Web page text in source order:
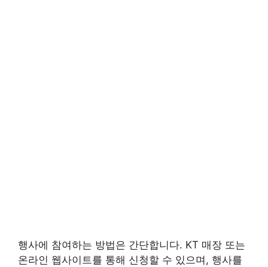
행사에 참여하는 방법은 간단합니다. KT 매장 또는
온라인 웹사이트를 통해 신청할 수 있으며, 행사를